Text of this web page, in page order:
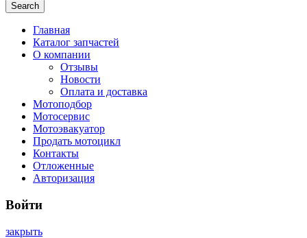
Search
Главная
Каталог запчастей
О компании
Отзывы
Новости
Оплата и доставка
Мотоподбор
Мотосервис
Мотоэвакуатор
Продать мотоцикл
Контакты
Отложенные
Авторизация
Войти
закрыть